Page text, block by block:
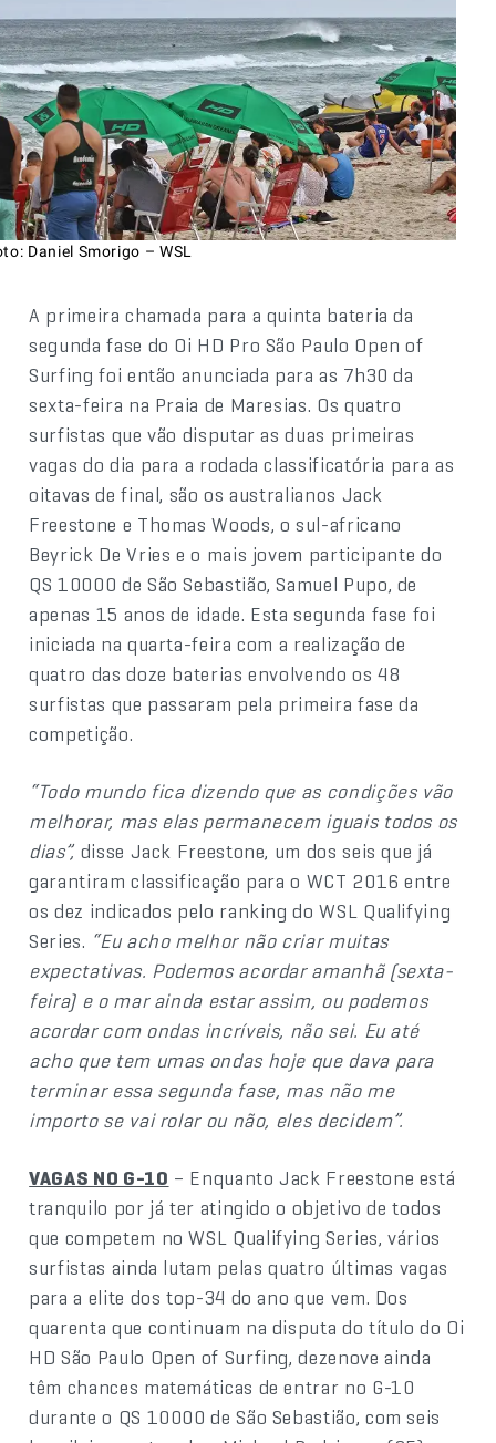
Daniel Smorigo – WSL
A primeira chamada para a quinta bateria da
segunda fase do Oi HD Pro São Paulo Open of
Surfing foi então anunciada para as 7h30 da
sexta-feira na Praia de Maresias. Os quatro
surfistas que vão disputar as duas primeiras
vagas do dia para a rodada classificatória para as
oitavas de final, são os australianos Jack
Freestone e Thomas Woods, o sul-africano
Beyrick De Vries e o mais jovem participante do
QS 10000 de São Sebastião, Samuel Pupo, de
apenas 15 anos de idade. Esta segunda fase foi
iniciada na quarta-feira com a realização de
quatro das doze baterias envolvendo os 48
surfistas que passaram pela primeira fase da
competição.
“Todo mundo fica dizendo que as condições vão
melhorar, mas elas permanecem iguais todos os
dias”, disse Jack Freestone, um dos seis que já
garantiram classificação para o WCT 2016 entre
os dez indicados pelo ranking do WSL Qualifying
Series. “Eu acho melhor não criar muitas
expectativas. Podemos acordar amanhã (sexta-
feira) e o mar ainda estar assim, ou podemos
acordar com ondas incríveis, não sei. Eu até
acho que tem umas ondas hoje que dava para
terminar essa segunda fase, mas não me
importo se vai rolar ou não, eles decidem”.
VAGAS NO G-10 – Enquanto Jack Freestone está
tranquilo por já ter atingido o objetivo de todos
que competem no WSL Qualifying Series, vários
surfistas ainda lutam pelas quatro últimas vagas
para a elite dos top-34 do ano que vem. Dos
quarenta que continuam na disputa do título do Oi
HD São Paulo Open of Surfing, dezenove ainda
têm chances matemáticas de entrar no G-10
durante o QS 10000 de São Sebastião, com seis